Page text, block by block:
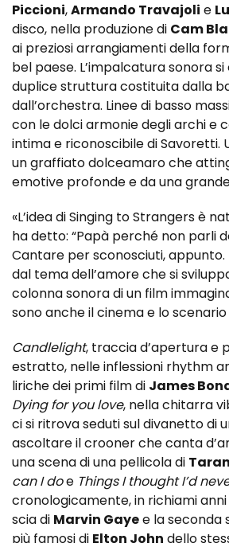
Piccioni,Armando Travajoli e
disco, nella produzione di Cam
ai preziosi arrangiamenti della
bel paese. L’impalcatura sonora si
duplice struttura costituita dalla
dall’orchestra. Linee di basso
con le dolci armonie degli archi e
intima e riconoscibile di Savoretti.
un graffiato dolceamaro che
emotive profonde e da una
«L’idea di Singing to Strangers è
ha detto: “Papà perché non parli
Cantare per sconosciuti,
dal tema dell’amore che si
colonna sonora di un film
sono anche il cinema e lo scenario
Candlelight, traccia d’apertura e
estratto, nelle inflessioni rhythm
liriche dei primi film di James
Dying for you love, nella chitarra
ci si ritrova seduti sul divanetto di
ascoltare il crooner che canta
una scena di una pellicola di
can I doe Things I thought I’d
cronologicamente, in richiami anni
scia di Marvin Gayee la seconda
più famosi di Elton John dello